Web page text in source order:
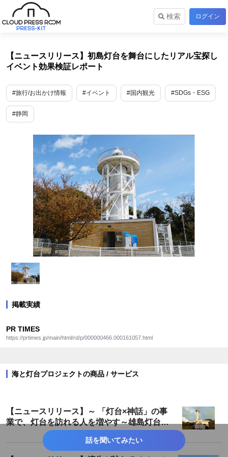
検索 ログイン
【ニュースリリース】初島灯台を舞台にしたリアル宝探し
イベント効果検証レポート
#旅行/お出かけ情報 #イベント #国内観光 #SDGs・ESG
#静岡
掲載実績
PR TIMES
https://prtimes.jp/main/html/rd/p/000000466.000161057.html
海と灯台プロジェクトの商品 / サービス
【ニュースリリース】～ 「灯台×神話」の事
業で、灯台を訪れる人を増やす～雄島灯台散
策ツアーが遂に完成！
話を聞いてみたい